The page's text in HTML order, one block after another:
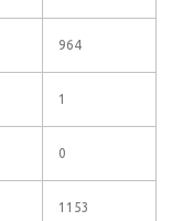
964
1
0
1153